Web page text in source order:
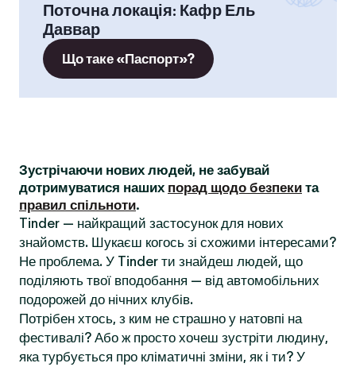
Поточна локація: Кафр Ель
Даввар
Що таке «Паспорт»?
Зустрічаючи нових людей, не забувай
дотримуватися наших порад щодо безпеки та
правил спільноти.
Tinder — найкращий застосунок для нових
знайомств. Шукаєш когось зі схожими інтересами?
Не проблема. У Tinder ти знайдеш людей, що
поділяють твої вподобання — від автомобільних
подорожей до нічних клубів.
Потрібен хтось, з ким не страшно у натовпі на
фестивалі? Або ж просто хочеш зустріти людину,
яка турбується про кліматичні зміни, як і ти? У